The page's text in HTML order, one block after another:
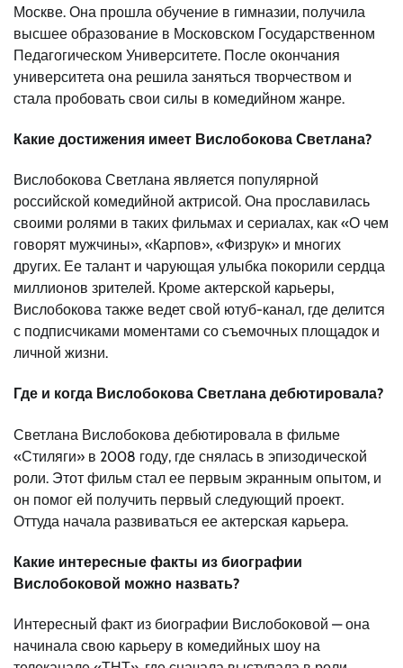
Москве. Она прошла обучение в гимназии, получила
высшее образование в Московском Государственном
Педагогическом Университете. После окончания
университета она решила заняться творчеством и
стала пробовать свои силы в комедийном жанре.
Какие достижения имеет Вислобокова Светлана?
Вислобокова Светлана является популярной
российской комедийной актрисой. Она прославилась
своими ролями в таких фильмах и сериалах, как «О чем
говорят мужчины», «Карпов», «Физрук» и многих
других. Ее талант и чарующая улыбка покорили сердца
миллионов зрителей. Кроме актерской карьеры,
Вислобокова также ведет свой ютуб-канал, где делится
с подписчиками моментами со съемочных площадок и
личной жизни.
Где и когда Вислобокова Светлана дебютировала?
Светлана Вислобокова дебютировала в фильме
«Стиляги» в 2008 году, где снялась в эпизодической
роли. Этот фильм стал ее первым экранным опытом, и
он помог ей получить первый следующий проект.
Оттуда начала развиваться ее актерская карьера.
Какие интересные факты из биографии
Вислобоковой можно назвать?
Интересный факт из биографии Вислобоковой — она
начинала свою карьеру в комедийных шоу на